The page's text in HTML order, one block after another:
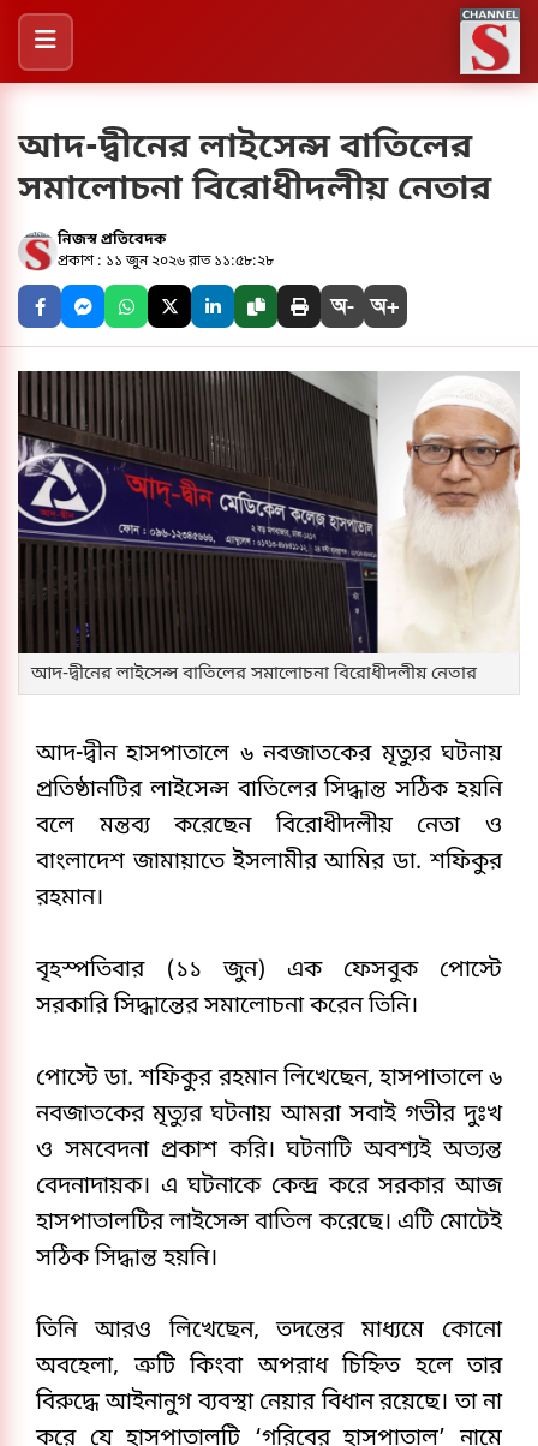
আদ-দ্বীনের লাইসেন্স বাতিলের
সমালোচনা বিরোধীদলীয় নেতার
নিজস্ব প্রতিবেদক
প্রকাশ : ১১ জুন ২০২৬ রাত ১১:৫৮:২৮
অ- অ+
আদ-দ্বীনের লাইসেন্স বাতিলের সমালোচনা বিরোধীদলীয় নেতার
আদ-দ্বীন হাসপাতালে ৬ নবজাতকের মৃত্যুর ঘটনায়
প্রতিষ্ঠানটির লাইসেন্স বাতিলের সিদ্ধান্ত সঠিক হয়নি
বলে মন্তব্য করেছেন বিরোধীদলীয় নেতা ও
বাংলাদেশ জামায়াতে ইসলামীর আমির ডা. শফিকুর
রহমান।
বৃহস্পতিবার (১১ জুন) এক ফেসবুক পোস্টে
সরকারি সিদ্ধান্তের সমালোচনা করেন তিনি।
পোস্টে ডা. শফিকুর রহমান লিখেছেন, হাসপাতালে ৬
নবজাতকের মৃত্যুর ঘটনায় আমরা সবাই গভীর দুঃখ
ও সমবেদনা প্রকাশ করি। ঘটনাটি অবশ্যই অত্যন্ত
বেদনাদায়ক। এ ঘটনাকে কেন্দ্র করে সরকার আজ
হাসপাতালটির লাইসেন্স বাতিল করেছে। এটি মোটেই
সঠিক সিদ্ধান্ত হয়নি।
তিনি আরও লিখেছেন, তদন্তের মাধ্যমে কোনো
অবহেলা, ত্রুটি কিংবা অপরাধ চিহ্নিত হলে তার
বিরুদ্ধে আইনানুগ ব্যবস্থা নেয়ার বিধান রয়েছে। তা না
করে যে হাসপাতালটি ‘গরিবের হাসপাতাল’ নামে